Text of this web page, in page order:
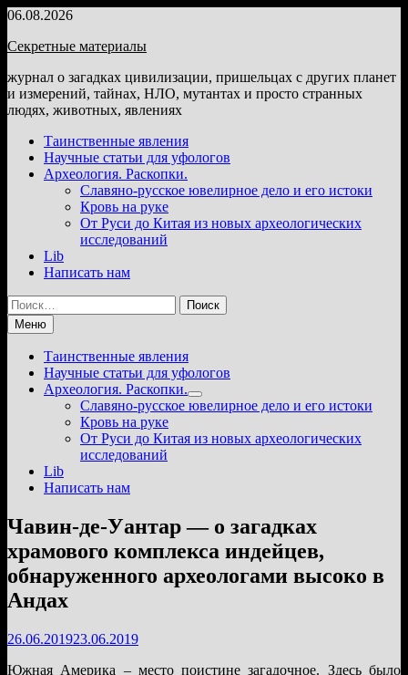
Перейти
содержимому
06.08.2026
Секретные материалы
журнал о загадках цивилизации, пришельцах с других планет
и измерений, тайнах, НЛО, мутантах и просто странных
людях, животных, явлениях
Таинственные явления
Научные статьи для уфологов
Археология. Раскопки.
Славяно-русское ювелирное дело и его истоки
Кровь на руке
От Руси до Китая из новых археологических
исследований
Lib
Написать нам
Найти:
Меню
Таинственные явления
Научные статьи для уфологов
Археология. Раскопки.
Показать
подменю
Славяно-русское ювелирное дело и его истоки
Кровь на руке
От Руси до Китая из новых археологических
исследований
Lib
Написать нам
Чавин-де-Уантар — о загадках
храмового комплекса индейцев,
обнаруженного археологами высоко в
Андах
26.06.201923.06.2019
Южная Америка – место поистине загадочное. Здесь было